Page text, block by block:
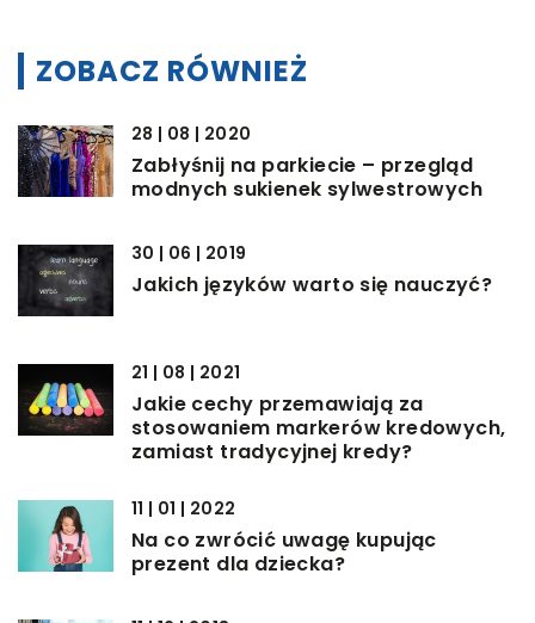
ZOBACZ RÓWNIEŻ
28 | 08 | 2020
Zabłyśnij na parkiecie – przegląd
modnych sukienek sylwestrowych
30 | 06 | 2019
Jakich języków warto się nauczyć?
21 | 08 | 2021
Jakie cechy przemawiają za
stosowaniem markerów kredowych,
zamiast tradycyjnej kredy?
11 | 01 | 2022
Na co zwrócić uwagę kupując
prezent dla dziecka?